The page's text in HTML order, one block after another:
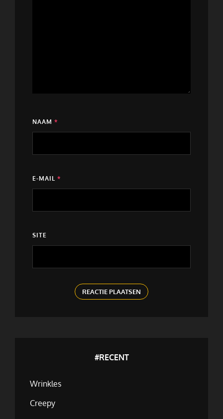
NAAM *
E-MAIL *
SITE
#RECENT
Wrinkles
Creepy